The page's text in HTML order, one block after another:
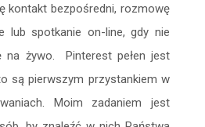
kontakt bezpośredni, rozmowę
lub spotkanie on-line, gdy nie
na żywo. Pinterest pełen jest
są pierwszym przystankiem w
Moim zadaniem jest